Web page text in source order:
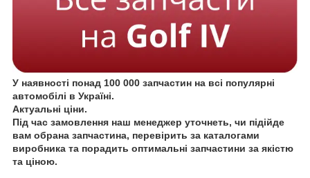
У наявності понад 100 000 запчастин на всі популярні
автомобілі в Україні.
Актуальні ціни.
Під час замовлення наш менеджер уточнеть, чи підійде
вам обрана запчастина, перевірить за каталогами
виробника та порадить оптимальні запчастини за якістю
та ціною.